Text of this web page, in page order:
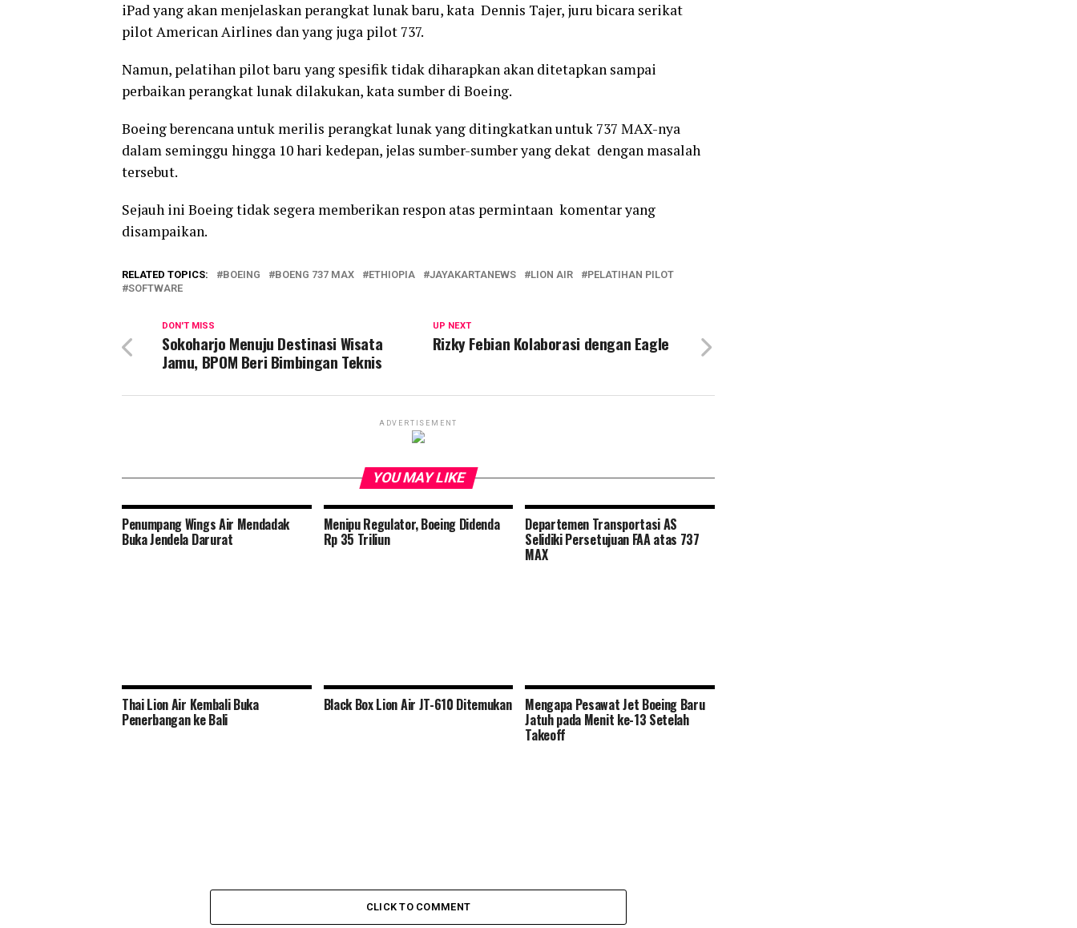
iPad yang akan menjelaskan perangkat lunak baru, kata Dennis Tajer, juru bicara serikat
pilot American Airlines dan yang juga pilot 737.
Namun, pelatihan pilot baru yang spesifik tidak diharapkan akan ditetapkan sampai
perbaikan perangkat lunak dilakukan, kata sumber di Boeing.
Boeing berencana untuk merilis perangkat lunak yang ditingkatkan untuk 737 MAX-nya
dalam seminggu hingga 10 hari kedepan, jelas sumber-sumber yang dekat dengan masalah
tersebut.
Sejauh ini Boeing tidak segera memberikan respon atas permintaan komentar yang
disampaikan.
RELATED TOPICS: BOEING BOENG 737 MAX ETHIOPIA JAYAKARTANEWS LION AIR
PELATIHAN PILOT
SOFTWARE
UP NEXT
Rizky Febian Kolaborasi dengan Eagle
DON'T MISS
Sokoharjo Menuju Destinasi Wisata
Jamu, BPOM Beri Bimbingan Teknis
ADVERTISEMENT
YOU MAY LIKE
Penumpang Wings Air Mendadak
Buka Jendela Darurat
Menipu Regulator, Boeing Didenda
Rp 35 Triliun
Departemen Transportasi AS
Selidiki Persetujuan FAA atas 737
MAX
Thai Lion Air Kembali Buka
Penerbangan ke Bali
Black Box Lion Air JT-610 Ditemukan Mengapa Pesawat Jet Boeing Baru
Jatuh pada Menit ke-13 Setelah
Takeoff
CLICK TO COMMENT